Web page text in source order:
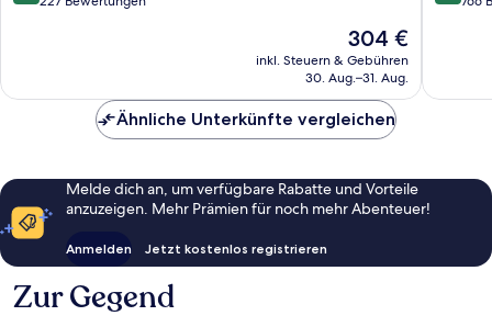
Der
Preis
beträgt
304 €
inkl. Steuern & Gebühren
30. Aug.–31. Aug.
Ähnliche Unterkünfte vergleichen
Melde dich an, um verfügbare Rabatte und Vorteile
anzuzeigen. Mehr Prämien für noch mehr Abenteuer!
Anmelden Jetzt kostenlos registrieren
Zur Gegend